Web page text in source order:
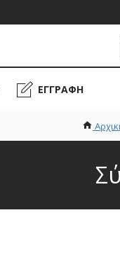
ΕΓΓΡΑΦΉ